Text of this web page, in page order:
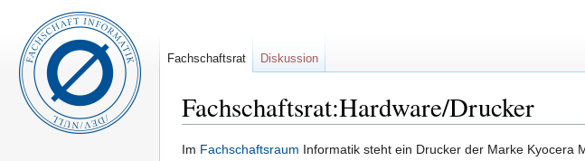
Fachschaftsrat:Hardware/Drucker
Im Fachschaftsraum Informatik steht ein Drucker der Marke Kyocera
Fachschaftsrat Diskussion